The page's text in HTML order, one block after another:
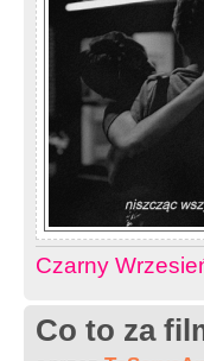
Czarny
Co to za